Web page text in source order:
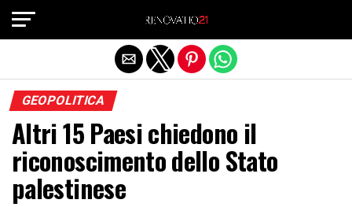
GEOPOLITICA
Altri 15 Paesi chiedono il
riconoscimento dello Stato
palestinese
Exit mobile version